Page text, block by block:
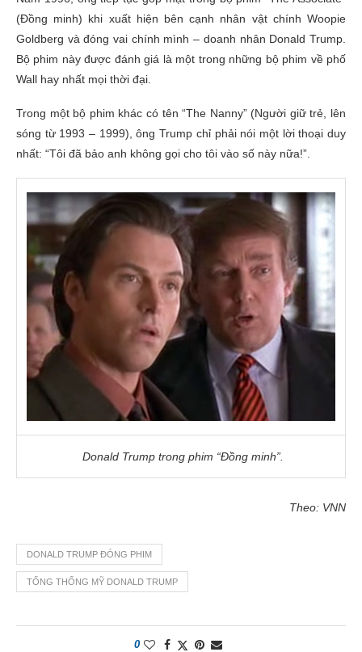
(Đồng minh) khi xuất hiện bên cạnh nhân vật chính Woopie
Goldberg và đóng vai chính mình – doanh nhân Donald Trump.
Bộ phim này được đánh giá là một trong những bộ phim về phố
Wall hay nhất mọi thời đại.
Trong một bộ phim khác có tên “The Nanny” (Người giữ trẻ,
lên
sóng từ 1993 – 1999), ông Trump chỉ phải nói một lời thoại duy
nhất: “Tôi đã bảo anh không gọi cho tôi vào số này nữa!”.
Donald Trump trong phim “Đồng minh”.
Theo: VNN
DONALD TRUMP ĐÓNG PHIM
TỔNG THỐNG MỸ DONALD TRUMP
0